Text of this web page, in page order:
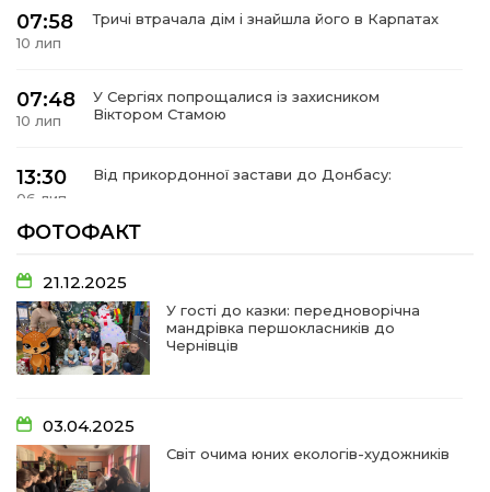
умови придбання
07:58
10 лип
Тричі втрачала дім і знайшла його в Карпатах
07:48
10 лип
У Сергіях попрощалися із захисником
Віктором Стамою
13:30
06 лип
Від прикордонної застави до Донбасу:
01 лип
09:31
28 чер
Творчі підсумки юних художників
09:28
28 чер
Проза Людмили Охріменко: про те, що і гріє, і
ФОТОФАКТ
21.12.2025
У гості до казки: передноворічна
мандрівка першокласників до
Чернівців
03.04.2025
Світ очима юних екологів-художників